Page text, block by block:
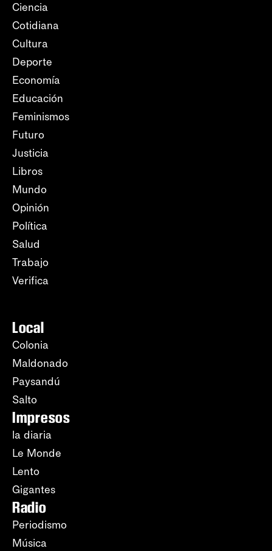
Ciencia
Cotidiana
Cultura
Deporte
Economía
Educación
Feminismos
Futuro
Justicia
Libros
Mundo
Opinión
Política
Salud
Trabajo
Verifica
Local
Colonia
Maldonado
Paysandú
Salto
Impresos
la diaria
Le Monde
Lento
Gigantes
Radio
Periodismo
Música